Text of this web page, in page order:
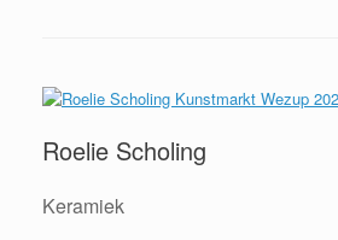
Roelie Scholing
Keramiek